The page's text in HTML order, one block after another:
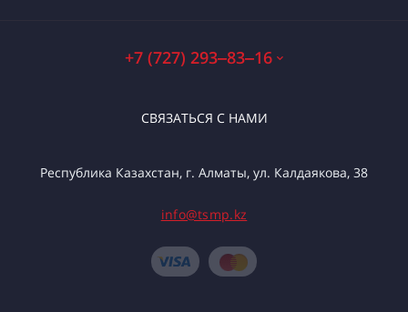
+7 (727) 293‒83‒16
СВЯЗАТЬСЯ С НАМИ
Республика Казахстан, г. Алматы, ул. Калдаякова, 38
info@tsmp.kz